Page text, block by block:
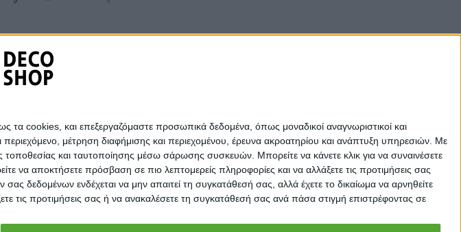
cookies, και επεξεργαζόμαστε προσωπικά δεδομένα, όπως μοναδικοί αναγνωριστικοί και
μέτρηση διαφήμισης και περιεχομένου, έρευνα ακροατηρίου και ανάπτυξη υπηρεσιών. Με
τοποθεσίας και ταυτοποίησης μέσω σάρωσης συσκευών. Μπορείτε να κάνετε κλικ για να συναινέσετε
να αποκτήσετε πρόσβαση σε πιο λεπτομερείς πληροφορίες και να αλλάξετε τις προτιμήσεις σας
δεδομένων ενδέχεται να μην απαιτεί τη συγκατάθεσή σας, αλλά έχετε το δικαίωμα να αρνηθείτε
τις προτιμήσεις σας ή να ανακαλέσετε τη συγκατάθεσή σας ανά πάσα στιγμή επιστρέφοντας σε
2024